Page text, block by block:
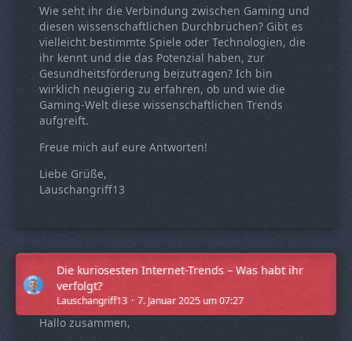
Wie seht ihr die Verbindung zwischen Gaming und
diesen wissenschaftlichen Durchbrüchen? Gibt es
vielleicht bestimmte Spiele oder Technologien, die
ihr kennt und die das Potenzial haben, zur
Gesundheitsförderung beizutragen? Ich bin
wirklich neugierig zu erfahren, ob und wie die
Gaming-Welt diese wissenschaftlichen Trends
aufgreift.
Freue mich auf eure Antworten!
Liebe Grüße,
Lauschangriff13
Die kuriosesten Internet-Trends – Was habt ihr
verfolgt?
Lauschangriff13 7. Januar 2025 um 07:27
Hallo zusammen,